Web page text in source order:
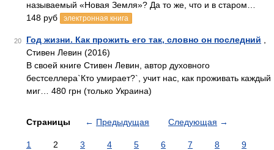
называемый «Новая Земля»? Да то же, что и в старом…
148 руб
электронная книга
20 Год жизни. Как прожить его так, словно он последний
Стивен Левин (2016)
В своей книге Стивен Левин, автор духовного
бестселлера`Кто умирает?`, учит нас, как проживать каждый
миг… 480 грн (только Украина)
Страницы ← Предыдущая Следующая →
1 2 3 4 5 6 7 8
9